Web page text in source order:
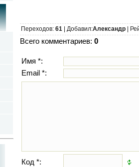
Переходов: 61 | Добавил:Александр |
Всего комментариев: 0
Имя *:
Email *:
Код *: